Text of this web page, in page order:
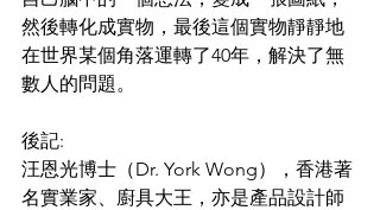
然後轉化成實物，最後這個實物靜靜地
在世界某個角落運轉了40年，解決了無
數人的問題。
後記:
汪恩光博士（Dr. York Wong），香港著
名實業家、廚具大王，亦是產品設計師